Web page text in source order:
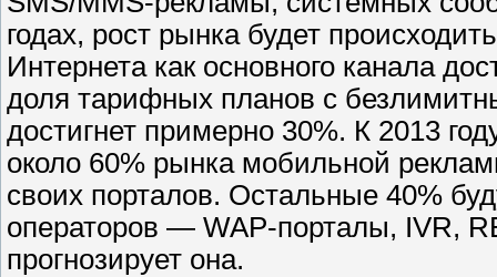
годах, рост рынка будет
Интернета как основного канала
доля тарифных планов с
достигнет примерно 30%. К 2013
около 60% рынка мобильной
своих порталов. Остальные 40%
операторов — WAP-порталы, IVR,
прогнозирует она.